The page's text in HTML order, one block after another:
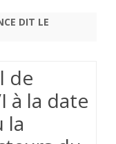
DIT LE
de
à la date
la